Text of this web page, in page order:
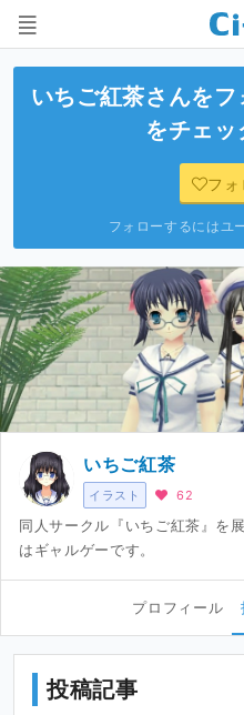
いちご紅茶さんを
をチェッ
フォ
フォローするにはユ
イラスト
いちご紅茶
62
同人サークル『いちご紅茶』を
はギャルゲーです。
プロフィール
投稿記事